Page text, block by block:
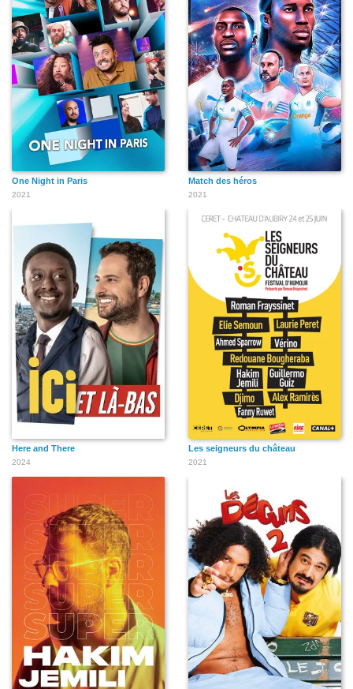
One Night in Paris
2021
Match des héros
2021
Here and There
2024
Les seigneurs du château
2021